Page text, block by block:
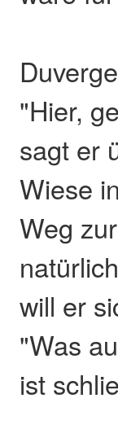
"Hier,
sagt er
Wiese
Weg
will er
"Was
ist